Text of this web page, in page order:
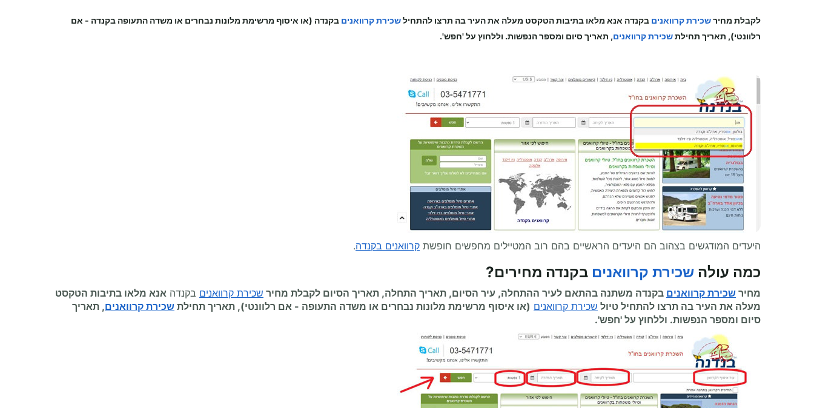
לקבלת מחירשכירת קרוואנים בקנדה אנא מלאו בתיבות הטקסט מעלה את העיר בה תרצו להתחילשכירת קרוואנים בקנדה (או איסוף מרשימת מלונות נבחרים או משדה התעופה בקנדה - אם
רלוונטי), תאריך תחילתשכירת קרוואנים, תאריך סיום ומספר הנפשות. וללחוץ על 'חפש'.
היעדים המודגשים בצהוב הם היעדים הראשיים בהם רוב המטיילים מחפשים חופשת קרוואנים בקנדה.
כמה עולה שכירת קרוואנים בקנדה מחירים?
מחיר שכירת קרוואנים בקנדה משתנה בהתאם לעיר ההתחלה, עיר הסיום, תאריך התחלה, תאריך הסיום לקבלת מחיר שכירת קרוואנים בקנדה אנא מלאו בתיבות הטקסט
מעלה את העיר בה תרצו להתחיל טיול שכירת קרוואנים (או איסוף מרשימת מלונות נבחרים או משדה התעופה - אם רלוונטי), תאריך תחילת שכירת קרוואנים, תאריך
סיום ומספר הנפשות. וללחוץ על 'חפש'.